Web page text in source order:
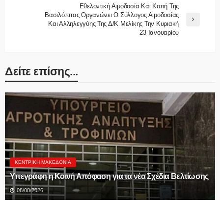
Εθελοντική Αιμοδοσία Και Κοπή Της
Βασιλόπιτας Οργανώνει Ο Σύλλογος Αιμοδοσίας
Και Αλληλεγγύης Της Δ/Κ Μελίκης Την Κυριακή
23 Ιανουαρίου
Δείτε επίσης...
ΚΕΝΤΡΙΚΉ ΜΑΚΕΔΟΝΊΑ
Υπεγράφη η Κοινή Απόφαση για τα νέα Σχέδια Βελτίωσης
08/08/2026